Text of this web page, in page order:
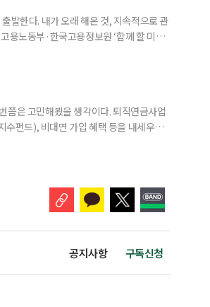
발한다. 내가 오래 해온 것, 지속적으로 관
용노동부·한국고용정보원 ‘함께 할 미래
만
쯤은 고민해봤을 생각이다. 퇴직연금사업
펀드), 비대면 가입 혜택 등을 내세우며
공지사항 구독신청